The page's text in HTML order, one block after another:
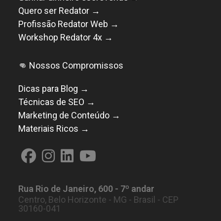
Quero ser Redator →
Profissão Redator Web →
Workshop Redator 4x →
👊 Nossos Compromissos
Dicas para Blog →
Técnicas de SEO →
Marketing de Conteúdo →
Materiais Ricos →
uma
nova
aba
uma
nova
aba
uma
nova
uma
nova
Rua Rio de Janeiro, 600 - 7º andar
Centro, Belo Horizonte - MG - Brasil - CEP
30160-041